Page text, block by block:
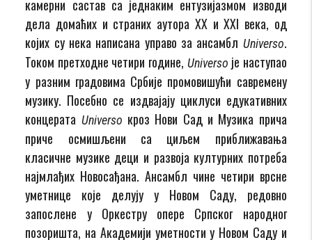
камерни састав са једнаким ентузијазмом изводи
дела домаћих и страних аутора XX и XXI века, од
којих су нека написана управо за ансамбл Universo.
Током претходне четири године, Universo је наступао
у разним градовима Србије промовишући савремену
музику. Посебно се издвајају циклуси едукативних
концерата Universo кроз Нови Сад и Музика прича
приче осмишљени са циљем приближавања
класичне музике деци и развоја културних потреба
најмлађих Новосађана. Ансамбл чине четири врсне
уметнице које делују у Новом Саду, редовно
запослене у Оркестру опере Српског народног
позоришта, на Академији уметности у Новом Саду и